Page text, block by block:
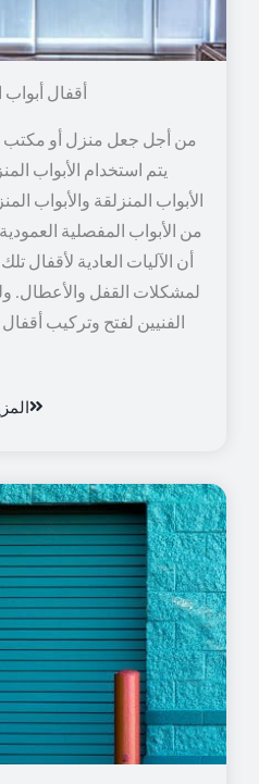
أقفال
من أجل جعل منزل أو مكتب
يتم استخدام الأبواب
الأبواب المنزلقة والأبواب
من الأبواب المفصلية
أن الآليات العادية لأقفال
لمشكلات القفل والأعطال.
الفنيين لفتح وتركيب